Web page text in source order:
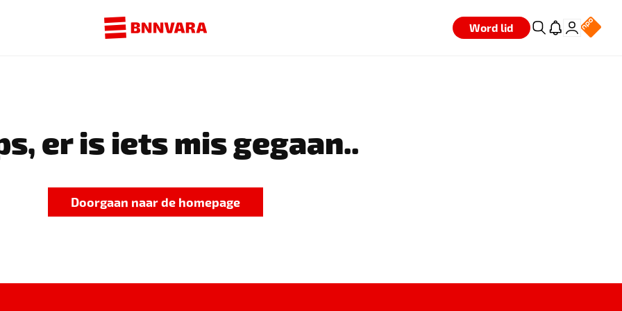
Word lid
er is iets mis gegaan..
Doorgaan naar de homepage